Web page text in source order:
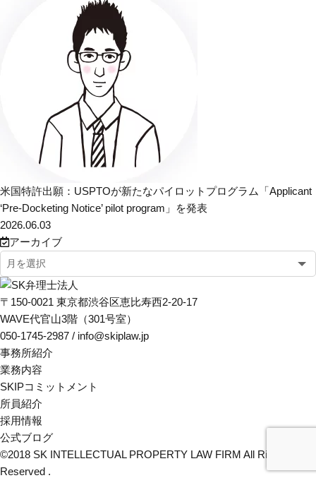
米国特許出願：USPTOが新たなパイロットプログラム「Applicant
‘Pre-Docketing Notice’ pilot program」を発表
2026.06.03
アーカイブ
〒150-0021 東京都渋谷区恵比寿西2-20-17
WAVE代官山3階（301号室）
050-1745-2987 / info@skiplaw.jp
事務所紹介
業務内容
SKIPコミットメント
所員紹介
採用情報
公式ブログ
©2018 SK INTELLECTUAL PROPERTY LAW FIRM All Rights
Reserved .